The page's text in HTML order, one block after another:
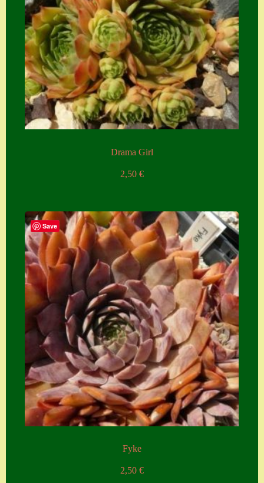
Translator
Versand
Versand von
Semps
Warenkorb
Warenkorb
Versandinfos
Zubehör
Zubehör
Drama Girl
2,50 €
Save
Fyke
2,50 €